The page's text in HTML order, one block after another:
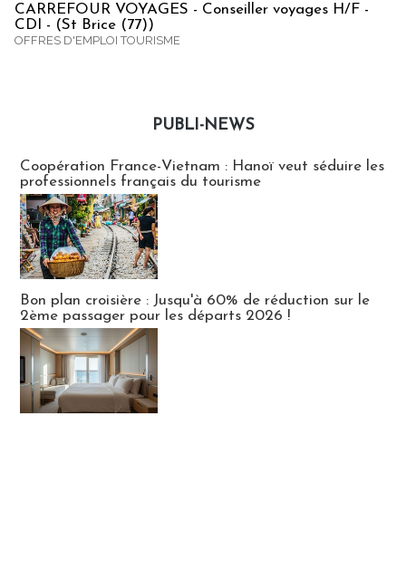
CARREFOUR VOYAGES - Conseiller voyages H/F -
CDI - (St Brice (77))
OFFRES D'EMPLOI TOURISME
PUBLI-NEWS
Coopération France-Vietnam : Hanoï veut séduire les
professionnels français du tourisme
Bon plan croisière : Jusqu'à 60% de réduction sur le
2ème passager pour les départs 2026 !